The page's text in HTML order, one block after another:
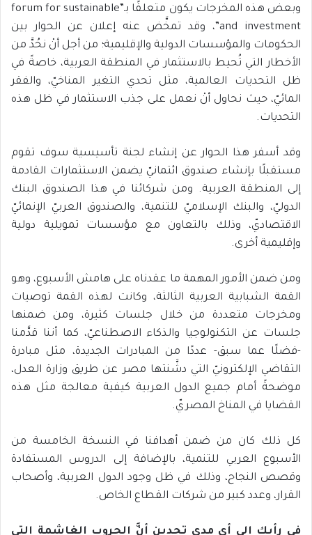
وبعض هذه المخرجات يكون متعلقًا بـ”forum for sustainable
and investment”، وقد تمخَّض عنه إعلان عن الحوار بين
الحكومات والمؤسسات الدولية والإقليمية؛ من أجل أنْ نحُدَّ من
الأخطار التي تُحيط بالاستثمار في المنطقة العربية، خاصةً في
ظل التحديات العالمية، مثل تحدي التغير المناخيّ، والفقر
المائيّ، حيث نحاول أنْ نعمل على جذب الاستثمار في ظل هذه
التحديات.
وقد أسفر هذا الحوار عن إنشاء لجنة تأسيسية سوف تقوم
مستقبلًا بإنشاء صندوق ائتمانيّ يضمن الاستثمارات القادمة
إلى المنطقة العربية. ومن شركائنا في هذا الصندوق البنك
الدوليّ، والبنك الإسلاميّ للتنمية، والصندوق العربيّ الإنمائيّ
الاقتصاديّ، وذلك بالتعاون مع مؤسسات تمويلية دولية
وإقليمية أخرى.
ومن ضمن الأمور المهمة ما عقدناه على هامش الأسبوع، وهو
القمة الشبابية العربية الثالثة، وكانت لهذه القمة توصيات
ومخرجات متعددة من خلال جلسات كثيرة، ومن ضمنها
جلسات عن التكنولوجيا والذكاء الاصطناعيّ، كما أننا قدَّمنا
-فضلًا عما سبق- عددًا من المبادرات الجديدة، مثل مبادرة
التقاضي الإلكترونيّ التي دشَّنتها مصر عن طريق وزارة العدل،
موضحةً أمام جميع الدول العربية كيفية معالجة مثل هذه
القضايا في المناخ المصريّ.
كل ذلك كان من ضمن أهدافنا في النسخة الخامسة من
الأسبوع العربي للتنمية، بالإضافة إلى الدروس المستفادة
وقصص النجاح، وذلك في ظل وجود الدول العربية، وأصحاب
القرار، وعدد كبير من شركات القطاع الخاص.
في رأيكِ إلى أي مدى تجدين أنَّ الحروب الغاشمة التي